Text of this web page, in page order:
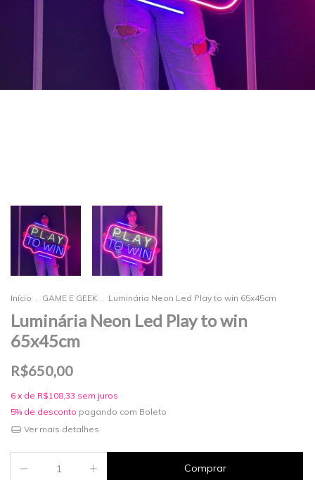
Início . GAME E GEEK . Luminária Neon Led Play to win 65x45cm
Luminária Neon Led Play to win
65x45cm
R$650,00
6 x de R$108,33 sem juros
5% de desconto pagando com Boleto
Ver mais detalhes